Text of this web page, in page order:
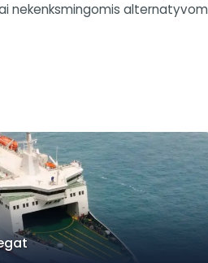
nekenksmingomis